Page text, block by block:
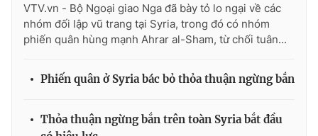
Liên hệ tòa soạn English
VTV.vn - Bộ Ngoại giao Nga đã bày tỏ lo ngại về các
nhóm đối lập vũ trang tại Syria, trong đó có nhóm
phiến quân hùng mạnh Ahrar al-Sham, từ chối tuân...
Phiến quân ở Syria bác bỏ thỏa thuận ngừng bắn
Thỏa thuận ngừng bắn trên toàn Syria bắt đầu